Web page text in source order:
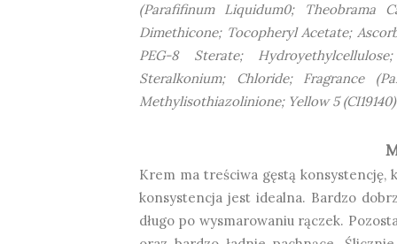
(Parafifinum Liquidum0; Theobrama
Dimethicone; Tocopheryl Acetate;
PEG-8 Sterate;
Steralkonium; Chloride; Fragrance
Methylisothiazolinione; Yellow 5
Krem ma treściwa gęstą konsystencję,
konsystencja jest idealna. Bardzo
długo po wysmarowaniu rączek.